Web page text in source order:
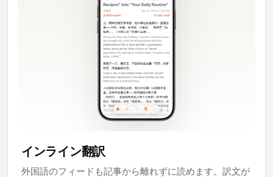
インライン翻訳
外国語のフィードも記事から離れずに読めます。訳文が